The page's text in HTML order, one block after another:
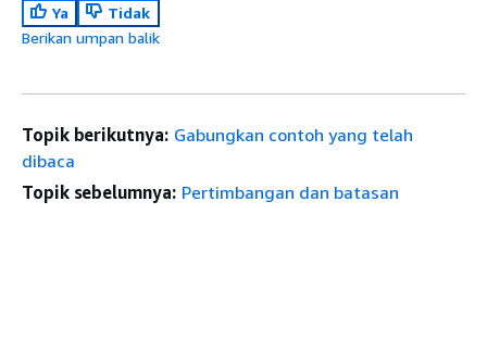
Ya
Tidak
Berikan umpan balik
Topik berikutnya: Gabungkan contoh yang telah
dibaca
Topik sebelumnya: Pertimbangan dan batasan